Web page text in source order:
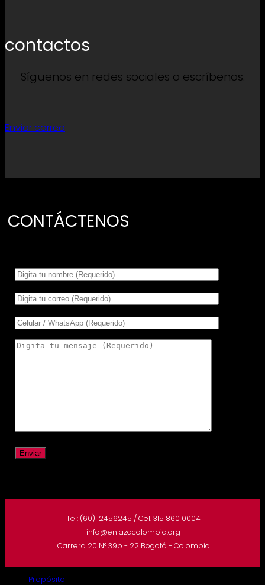
contactos
Síguenos en redes sociales o escríbenos.
Enviar correo
CONTÁCTENOS
Tel: (60)1 2456245 / Cel. 315 860 0004
info@enlazacolombia.org
Carrera 20 N° 39b - 22 Bogotá - Colombia
Propósito